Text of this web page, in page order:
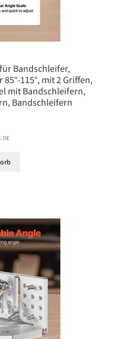
Bandschleifer,
115°, mit 2 Griffen,
mit Bandschleifern,
Bandschleifern
DE